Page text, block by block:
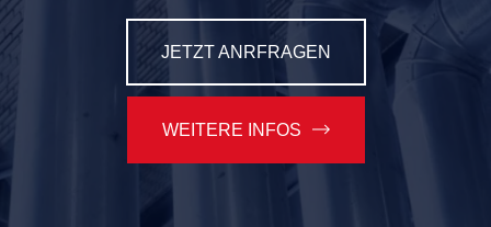
JETZT ANRFRAGEN
WEITERE INFOS